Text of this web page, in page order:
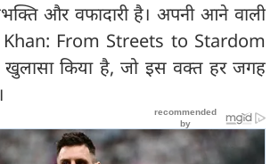
और वफादारी है। अपनी आने वाली
Khan: From Streets to Stardom
खुलासा किया है, जो इस वक्त हर जगह